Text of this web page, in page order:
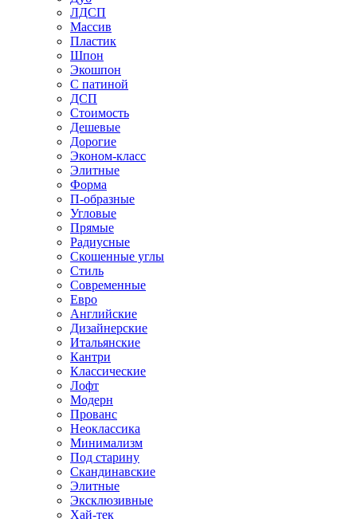
ЛДСП
Массив
Пластик
Шпон
Экошпон
С патиной
ДСП
Стоимость
Дешевые
Дорогие
Эконом-класс
Элитные
Форма
П-образные
Угловые
Прямые
Радиусные
Скошенные углы
Стиль
Современные
Евро
Английские
Дизайнерские
Итальянские
Кантри
Классические
Лофт
Модерн
Прованс
Неоклассика
Минимализм
Под старину
Скандинавские
Элитные
Эксклюзивные
Хай-тек